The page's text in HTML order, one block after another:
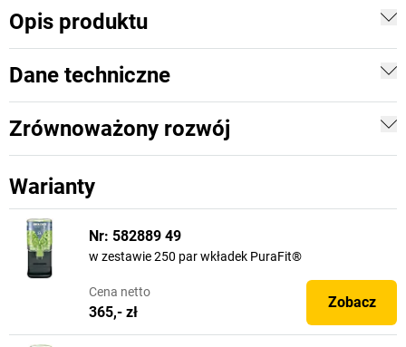
Opis produktu
Dane techniczne
Zrównoważony rozwój
Warianty
Nr: 582889 49
w zestawie 250 par wkładek PuraFit®
Cena netto
365,- zł
Zobacz